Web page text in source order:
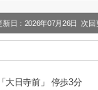
日：2026年07月26日 次回
大日寺前」 停歩3分